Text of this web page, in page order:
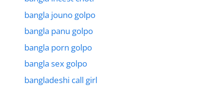
bangla jouno golpo
bangla panu golpo
bangla porn golpo
bangla sex golpo
bangladeshi call girl